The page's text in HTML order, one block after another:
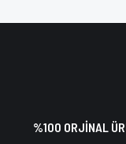
%100 ORJİNAL